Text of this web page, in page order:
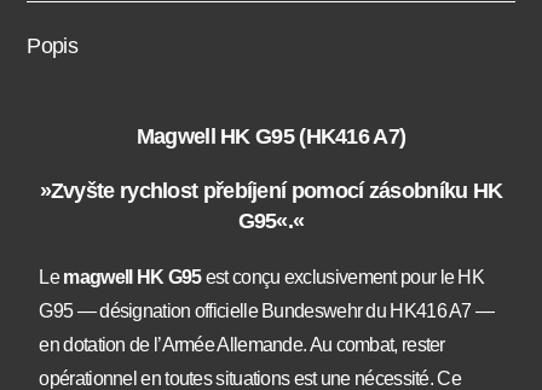
Popis
Magwell HK G95 (HK416 A7)
»Zvyšte rychlost přebíjení pomocí zásobníku HK
G95«.«
Lemagwell HK G95est conçu exclusivement pour le HK
G95 — désignation officielle Bundeswehr du HK416 A7 —
en dotation de l’Armée Allemande. Au combat, rester
opérationnel en toutes situations est une nécessité. Ce